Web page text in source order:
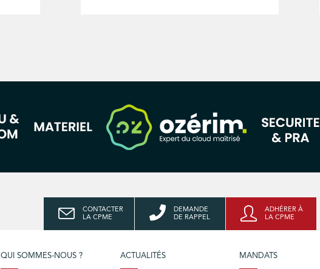
CONTACTER
LA CPME
DEMANDE
DE RAPPEL
ADHÉRER À
LA CPME
QUI SOMMES-NOUS ? ACTUALITÉS MANDATS